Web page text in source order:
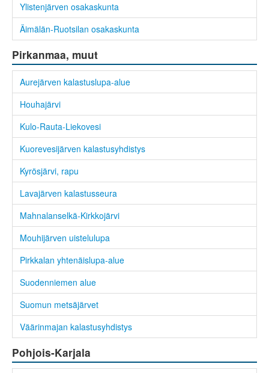
Ylistenjärven osakaskunta
Äimälän-Ruotsilan osakaskunta
Pirkanmaa, muut
Aurejärven kalastuslupa-alue
Houhajärvi
Kulo-Rauta-Liekovesi
Kuorevesijärven kalastusyhdistys
Kyrösjärvi, rapu
Lavajärven kalastusseura
Mahnalanselkä-Kirkkojärvi
Mouhijärven uistelulupa
Pirkkalan yhtenäislupa-alue
Suodenniemen alue
Suomun metsäjärvet
Väärinmajan kalastusyhdistys
Pohjois-Karjala